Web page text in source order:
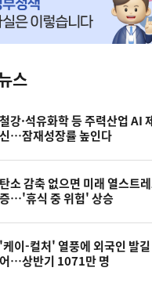
스
철강·석유화학 등 주력산업 AI
신…잠재성장률 높인다
탄소 감축 없으면 미래 열스트
증…'휴식 중 위험' 상승
'케이-컬처' 열풍에 외국인 발
어…상반기 1071만 명